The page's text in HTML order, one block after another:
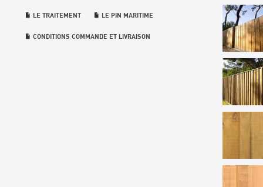
LE TRAITEMENT LE PIN MARITIME
CONDITIONS COMMANDE ET LIVRAISON